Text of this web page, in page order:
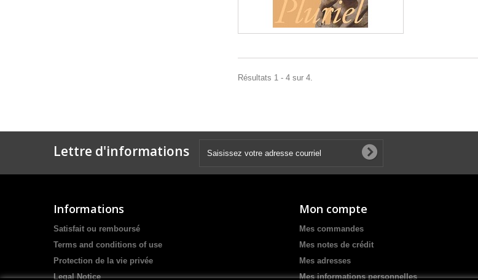
Résultats 1 - 4 sur 4.
Lettre d'informations
Informations
Satisfait ou remboursé
Terms and conditions of use
Protection de la vie privée
Legal Notice
Mon compte
Mes commandes
Mes notes de crédit
Mes adresses
Mes informations personnelles